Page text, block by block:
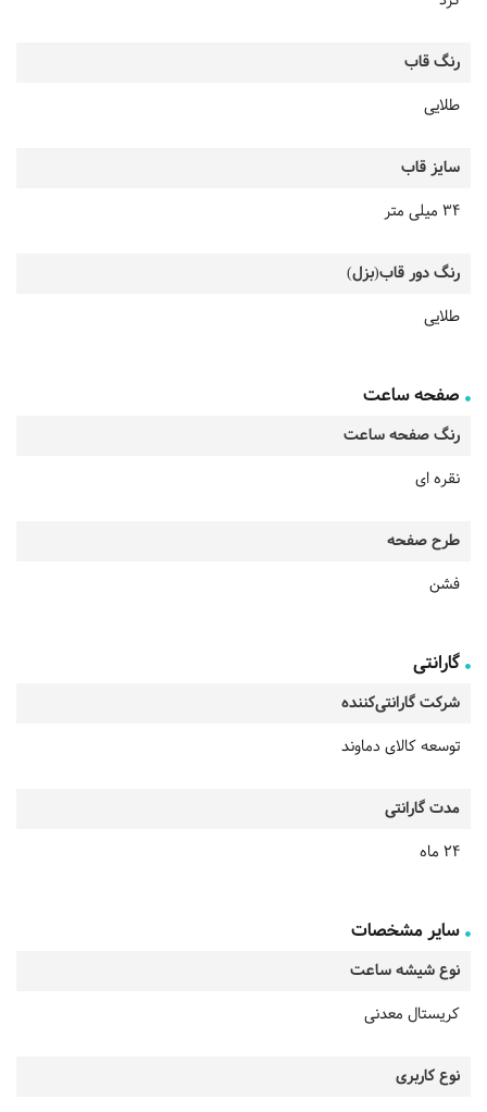
رنگ قاب
طلایی
سایز قاب
34 میلی متر
رنگ دور قاب(بزل)
طلایی
صفحه ساعت
رنگ صفحه ساعت
نقره ای
طرح صفحه
فشن
گارانتی
شرکت گارانتی‌کننده
توسعه کالای دماوند
مدت گارانتی
24 ماه
سایر مشخصات
نوع شیشه ساعت
کریستال معدنی
نوع کاربری